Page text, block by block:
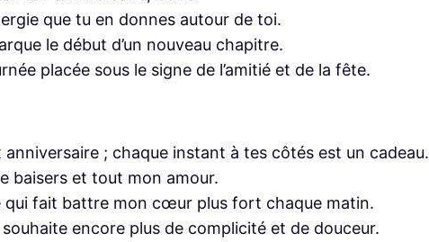
que tu en donnes autour de toi.
le début d’un nouveau chapitre.
placée sous le signe de l’amitié et de la fête.
; chaque instant à tes côtés est un cadeau.
baisers et tout mon amour.
qui fait battre mon cœur plus fort chaque matin.
encore plus de complicité et de douceur.